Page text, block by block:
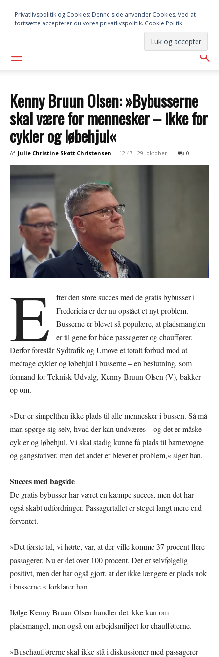
SYD
AVISEN
Kenny Bruun Olsen: »Bybusserne
skal være for mennesker – ikke for
cykler og løbehjul«
Af Julie Christine Skøtt Christensen - 12:47 - 29. oktober 0
E
fter den store succes med de gratis bybusser i
Fredericia er der nu opstået et nyt problem.
Busserne er blevet så populære, at pladsmanglen
er til gene for både passagerer og chauffører.
Derfor foreslår Sydtrafik og Umove et totalt forbud mod at
medtage cykler og løbehjul i busserne – en beslutning, som
formand for Teknisk Udvalg, Kenny Bruun Olsen (V), bakker
op om.
»Der er simpelthen ikke plads til alle mennesker i bussen. Så må
man spørge sig selv, hvad der kan undværes – og det er måske
cykler og løbehjul. Vi skal stadig kunne få plads til barnevogne
og gangstativer, men det andet er blevet et problem,« siger han.
Succes med bagside
De gratis bybusser har været en kæmpe succes, men det har
også skabt udfordringer. Passagertallet er steget langt mere end
forventet.
»Det første tal, vi hørte, var, at der ville komme 37 procent flere
passagerer. Nu er det over 100 procent. Det er selvfølgelig
positivt, men det har også gjort, at der ikke længere er plads nok
i busserne,« forklarer han.
Ifølge Kenny Bruun Olsen handler det ikke kun om
pladsmangel, men også om arbejdsmiljøet for chaufførerne.
»Buschaufførerne skal ikke stå i diskussioner med passagerer
Privatlivspolitik og Cookies: Denne side anvender Cookies. Ved at
fortsætte accepterer du vores privatlivspolitik. Cookie Politik